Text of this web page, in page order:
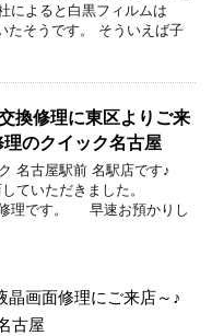
によると白黒フィルムは
たそうです。 そういえば子
換修理に東区よりご来
のクイック名古屋
名古屋駅前 名駅店です♪
ていただきました。
理です。 早速お預かりし
晶画面修理にご来店～♪
古屋